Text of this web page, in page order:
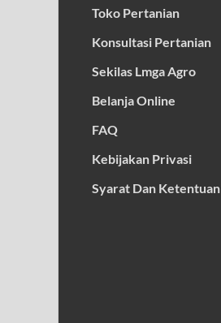
Toko Pertanian
Konsultasi Pertanian
Sekilas Lmga Agro
Belanja Online
FAQ
Kebijakan Privasi
Syarat Dan Ketentuan